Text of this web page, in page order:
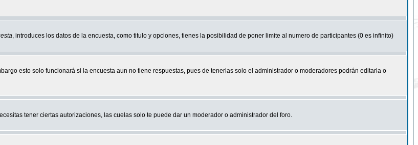
, introduces los datos de la encuesta, como titulo y opciones, tienes la posibilidad de poner limite al numero de participantes (0 es infinito)
esto solo funcionará si la encuesta aun no tiene respuestas, pues de tenerlas solo el administrador o moderadores podrán editarla o
tener ciertas autorizaciones, las cuelas solo te puede dar un moderador o administrador del foro.